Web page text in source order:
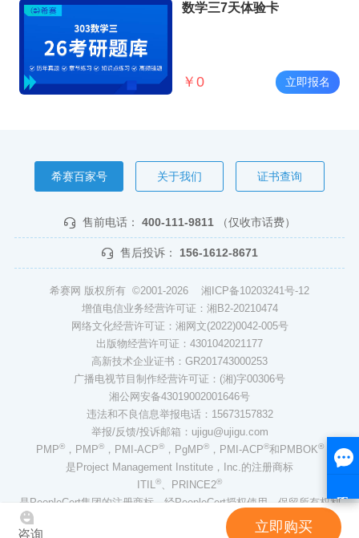
数学三7天体验卡
￥ 0 立即报名
咨询 立即购买
希赛百家号 关于我们 证书查询
售前电话： 400-111-9811 （仅收市话费）
售后投诉： 156-1612-8671
希赛网 版权所有 ©2001-2026 湘ICP备10203241号-12
增值电信业务经营许可证：湘B2-20210474
网络文化经营许可证：湘网文(2022)0042-005号
出版物经营许可证：4301042021177
高新技术企业证书：GR201743000253
广播电视节目制作经营许可证：(湘)字00306号
湘公网安备43019002001646号
违法和不良信息举报电话：15673157832
举报/反馈/投诉邮箱：ujigu@ujigu.com
PMP®，PMP®，PMI-ACP®，PgMP®，PMI-ACP®和PMBOK®
是Project Management Institute，Inc.的注册商标
ITIL®、PRINCE2®
是PeopleCert集团的注册商标，经PeopleCert授权使用，保留所有权利